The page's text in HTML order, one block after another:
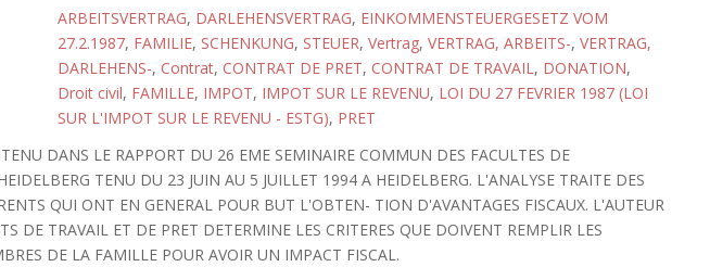
ARBEITSVERTRAG, DARLEHENSVERTRAG, EINKOMMENSTEUERGESETZ VOM
27.2.1987, FAMILIE, SCHENKUNG, STEUER, Vertrag, VERTRAG, ARBEITS-, VERTRAG,
DARLEHENS-, Contrat, CONTRAT DE PRET, CONTRAT DE TRAVAIL, DONATION,
Droit civil, FAMILLE, IMPOT, IMPOT SUR LE REVENU, LOI DU 27 FEVRIER 1987 (LOI
SUR L'IMPOT SUR LE REVENU - ESTG), PRET
DANS LE RAPPORT DU 26 EME SEMINAIRE COMMUN DES FACULTES DE
TENU DU 23 JUIN AU 5 JUILLET 1994 A HEIDELBERG. L'ANALYSE TRAITE DES
QUI ONT EN GENERAL POUR BUT L'OBTEN- TION D'AVANTAGES FISCAUX. L'AUTEUR
DE TRAVAIL ET DE PRET DETERMINE LES CRITERES QUE DOIVENT REMPLIR LES
DE LA FAMILLE POUR AVOIR UN IMPACT FISCAL.